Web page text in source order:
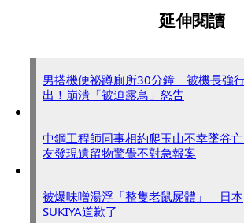
延伸閱讀
男搭機便祕蹲廁所30分鐘 被機長強
出！崩潰「被迫露鳥」怒告
中鋼工程師同事相約爬玉山不幸墜谷
友發現遺留物驚覺不對急報案
被爆味噌湯浮「整隻老鼠屍體」 日本
SUKIYA道歉了